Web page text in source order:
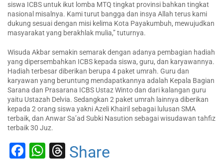
siswa ICBS untuk ikut lomba MTQ tingkat provinsi bahkan tingkat
nasional misalnya. Kami turut bangga dan insya Allah terus kami
dukung sesuai dengan misi kelima Kota Payakumbuh, mewujudkan
masyarakat yang berakhlak mulia,” tuturnya.
Wisuda Akbar semakin semarak dengan adanya pembagian hadiah
yang dipersembahkan ICBS kepada siswa, guru, dan karyawannya.
Hadiah terbesar diberikan berupa 4 paket umrah. Guru dan
karyawan yang beruntung mendapatkannya adalah Kepala Bagian
Sarana dan Prasarana ICBS Ustaz Winto dan dari kalangan guru
yaitu Ustazah Delvia. Sedangkan 2 paket umrah lainnya diberikan
kepada 2 orang siswa yakni Azeli Khairil sebagai lulusan SMA
terbaik, dan Anwar Sa’ad Subki Nasution sebagai wisudawan tahfiz
terbaik 30 Juz.
Facebook
WhatsApp
Threads
Share